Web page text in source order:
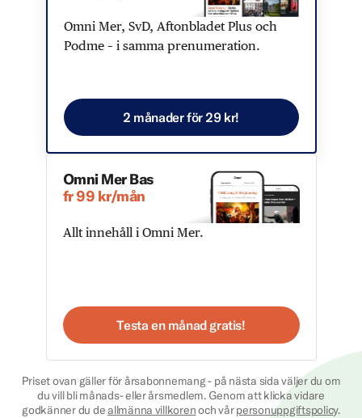
Omni Mer, SvD, Aftonbladet Plus och
Podme – i samma prenumeration.
2 månader för 29 kr!
Omni Mer Bas
fr 99 kr/mån
Allt innehåll i Omni Mer.
Testa en månad gratis!
Priset ovan gäller för årsabonnemang - på nästa sida väljer du om
du vill bli månads- eller årsmedlem. Genom att klicka vidare
godkänner du deallmänna villkorenoch vårpersonuppgiftspolicy.